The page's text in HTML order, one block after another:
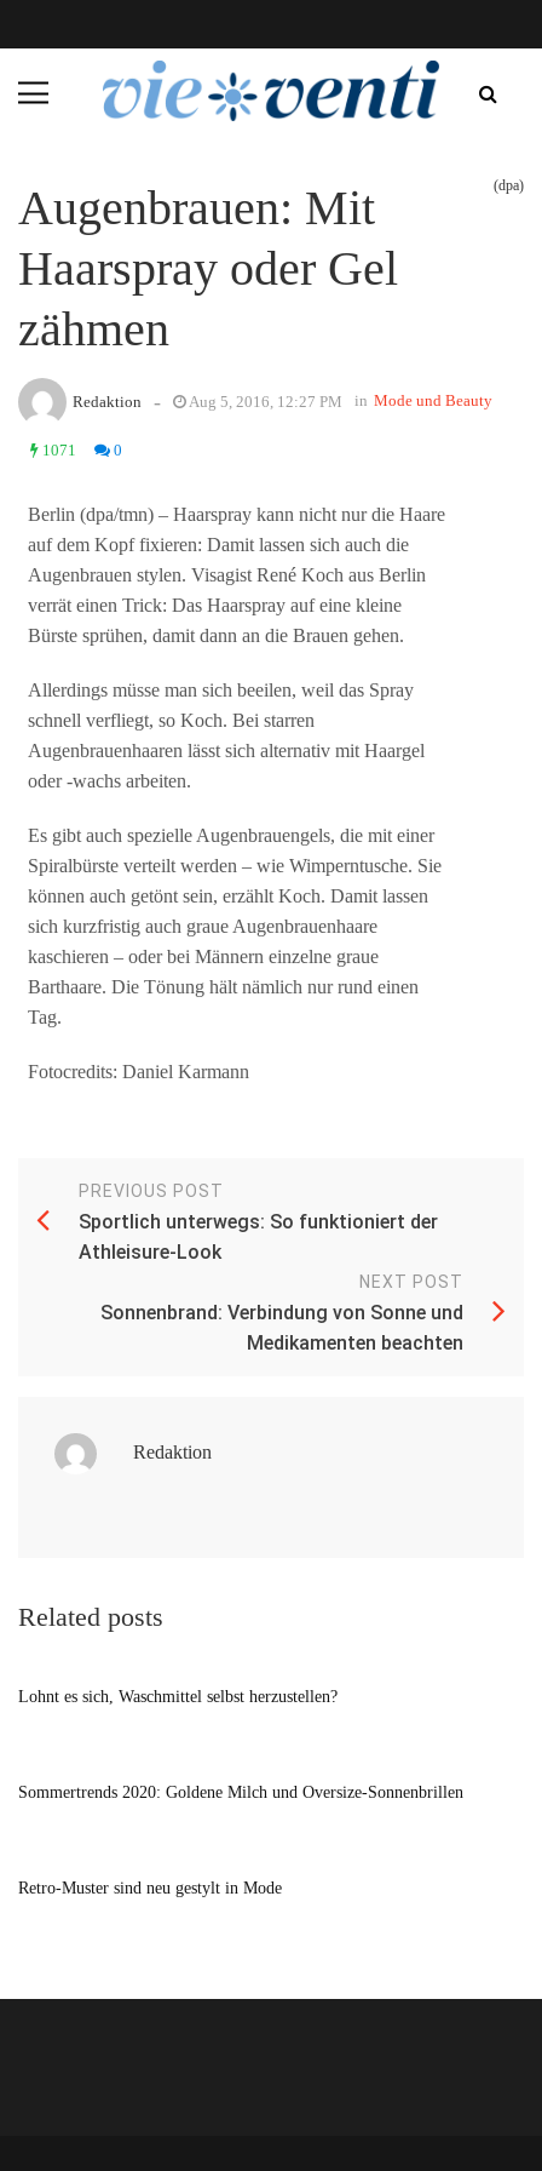
Augenbrauen: Mit
Haarspray oder Gel
zähmen
(dpa)
Redaktion - Aug 5, 2016, 12:27 PM in Mode und Beauty
1071 0
Berlin (dpa/tmn) – Haarspray kann nicht nur die Haare
auf dem Kopf fixieren: Damit lassen sich auch die
Augenbrauen stylen. Visagist René Koch aus Berlin
verrät einen Trick: Das Haarspray auf eine kleine
Bürste sprühen, damit dann an die Brauen gehen.
Allerdings müsse man sich beeilen, weil das Spray
schnell verfliegt, so Koch. Bei starren
Augenbrauenhaaren lässt sich alternativ mit Haargel
oder -wachs arbeiten.
Es gibt auch spezielle Augenbrauengels, die mit einer
Spiralbürste verteilt werden – wie Wimperntusche. Sie
können auch getönt sein, erzählt Koch. Damit lassen
sich kurzfristig auch graue Augenbrauenhaare
kaschieren – oder bei Männern einzelne graue
Barthaare. Die Tönung hält nämlich nur rund einen
Tag.
Fotocredits: Daniel Karmann
PREVIOUS POST
Sportlich unterwegs: So funktioniert der
Athleisure-Look
NEXT POST
Sonnenbrand: Verbindung von Sonne und
Medikamenten beachten
Redaktion
Related posts
Lohnt es sich, Waschmittel selbst herzustellen?
Sommertrends 2020: Goldene Milch und Oversize-Sonnenbrillen
Retro-Muster sind neu gestylt in Mode